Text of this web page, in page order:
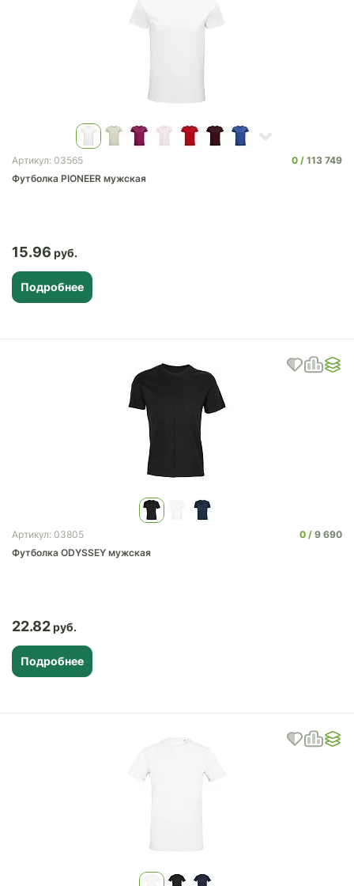
Артикул: 03565 0
113 749
Футболка PIONEER мужская
15.96
Подробнее
Артикул: 03805 0
9 690
Футболка ODYSSEY мужская
22.82
Подробнее